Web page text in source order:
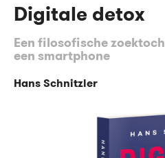
Veilig betalen
Gratis
Digitale detox
Een filosofische
een smartphone
Hans Schnitzler